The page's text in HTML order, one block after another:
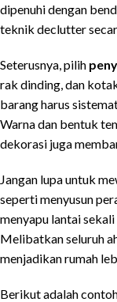
dipenuhi dengan
teknik declutter
Seterusnya, pilih
rak dinding, dan
barang harus
Warna dan bentuk
dekorasi juga
Jangan lupa untuk
seperti menyusun
menyapu lantai
Melibatkan seluruh
menjadikan rumah
Berikut adalah